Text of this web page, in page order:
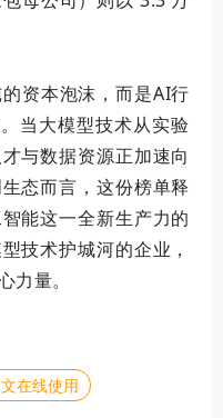
资本泡沫，而是AI行
当大模型技术从实验
与数据资源正加速向
态而言，这份榜单释
能这一全新生产力的
技术护城河的企业，
力量。
在线使用